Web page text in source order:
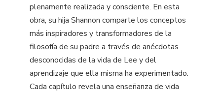
plenamente realizada y consciente. En esta
obra, su hija Shannon comparte los conceptos
más inspiradores y transformadores de la
filosofía de su padre a través de anécdotas
desconocidas de la vida de Lee y del
aprendizaje que ella misma ha experimentado.
Cada capítulo revela una enseñanza de vida